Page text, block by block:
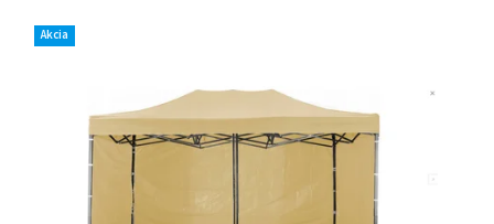
Abecedne
Akcia